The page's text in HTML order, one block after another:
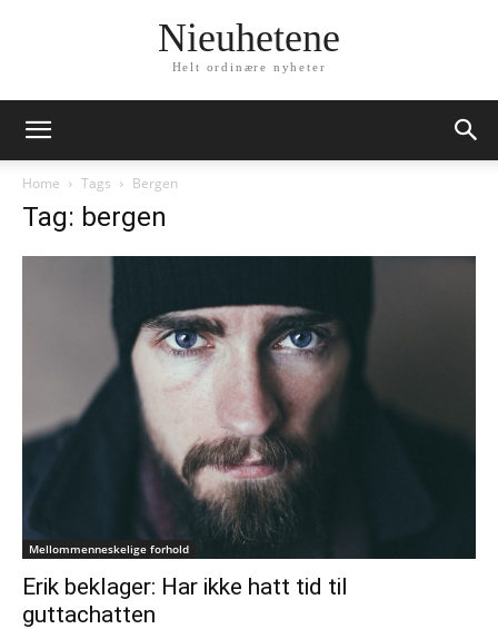
Nieuhetene
Helt ordinære nyheter
Home Tags Bergen
Tag: bergen
Mellommenneskelige forhold
Erik beklager: Har ikke hatt tid til
guttachatten